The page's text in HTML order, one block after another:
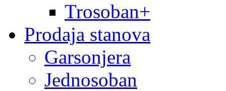
Trosoban+
Prodaja stanova
Garsonjera
Jednosoban